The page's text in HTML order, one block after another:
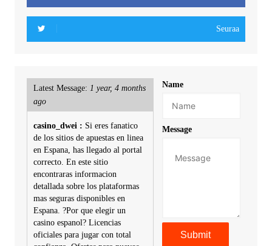
Seuraa
Latest Message: 1 year, 4 months
ago
casino_dwei : Si eres fanatico
de los sitios de apuestas en linea
en Espana, has llegado al portal
correcto. En este sitio
encontraras informacion
detallada sobre los plataformas
mas seguras disponibles en
Espana. ?Por que elegir un
casino espanol? Licencias
oficiales para jugar con total
Name
Message